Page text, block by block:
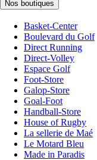
Nos boutiques
Basket-Center
Boulevard du Golf
Direct Running
Direct-Volley
Espace Golf
Foot-Store
Galop-Store
Goal-Foot
Handball-Store
House of Rugby
La sellerie de Maé
Le Motard Bleu
Made in Paradis